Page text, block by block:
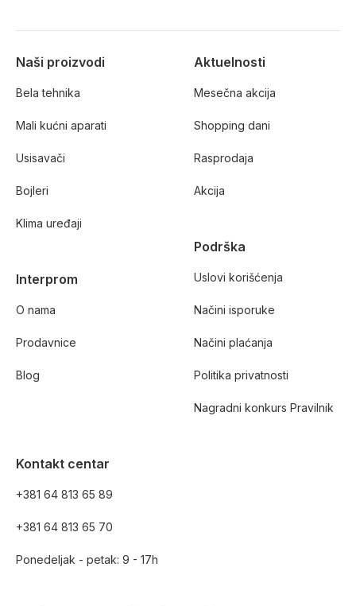
Naši proizvodi
Bela tehnika
Mali kućni aparati
Usisavači
Bojleri
Klima uređaji
Interprom
O nama
Prodavnice
Blog
Aktuelnosti
Mesečna akcija
Shopping dani
Rasprodaja
Akcija
Podrška
Uslovi korišćenja
Načini isporuke
Načini plaćanja
Politika privatnosti
Nagradni konkurs Pravilnik
Kontakt centar
+381 64 813 65 89
+381 64 813 65 70
Ponedeljak - petak: 9 - 17h